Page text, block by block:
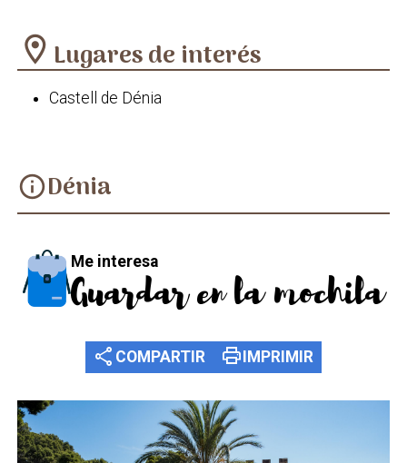
location_on Lugares de interés
Castell de Dénia
infoDénia
Me interesa
Guardar en la mochila
share COMPARTIR print IMPRIMIR